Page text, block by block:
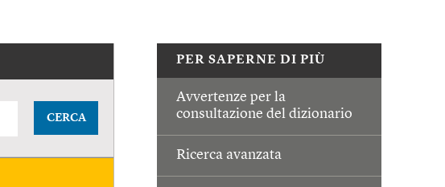
PER SAPERNE DI PIÙ
Avvertenze per la
consultazione del dizionario
Ricerca avanzata
CERCA